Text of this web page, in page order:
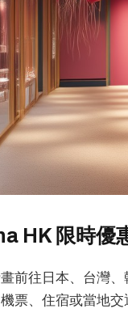
HK 限時優
前往日本、台灣、
票、住宿或當地